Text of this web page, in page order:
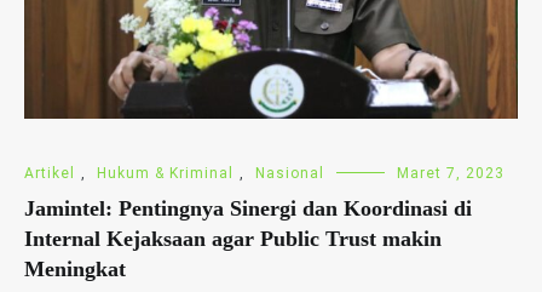
Artikel , Hukum & Kriminal , Nasional Maret 7, 2023
Jamintel: Pentingnya Sinergi dan Koordinasi di
Internal Kejaksaan agar Public Trust makin
Meningkat